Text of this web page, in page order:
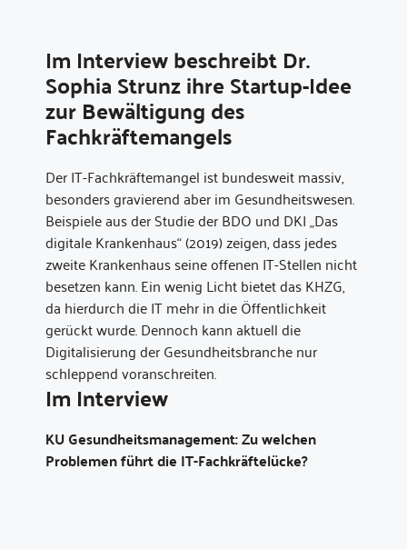
Im Interview beschreibt Dr.
Sophia Strunz ihre Startup-Idee
zur Bewältigung des
Fachkräftemangels
Der IT-Fachkräftemangel ist bundesweit massiv,
besonders gravierend aber im Gesundheitswesen.
Beispiele aus der Studie der BDO und DKI „Das
digitale Krankenhaus“ (2019) zeigen, dass jedes
zweite Krankenhaus seine offenen IT-Stellen nicht
besetzen kann. Ein wenig Licht bietet das KHZG,
da hierdurch die IT mehr in die Öffentlichkeit
gerückt wurde. Dennoch kann aktuell die
Digitalisierung der Gesundheitsbranche nur
schleppend voranschreiten.
Im Interview
KU Gesundheitsmanagement: Zu welchen
Problemen führt die IT-Fachkräftelücke?